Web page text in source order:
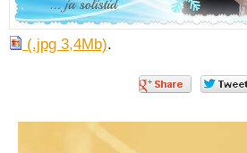
Diana Mäeväli sünnipäevakontsert
(.jpg 3,4Mb).